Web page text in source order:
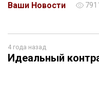
Ваши Новости
4 года назад
Идеальный